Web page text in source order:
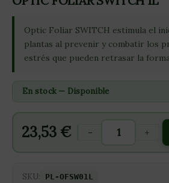
Optic Foliar SWITCH estimula el
plantas al prevenir y combatir los
estrés que pueden retrasar la
En stock — Disponible
23,53 € - +
SKU: PL-OFSW01L